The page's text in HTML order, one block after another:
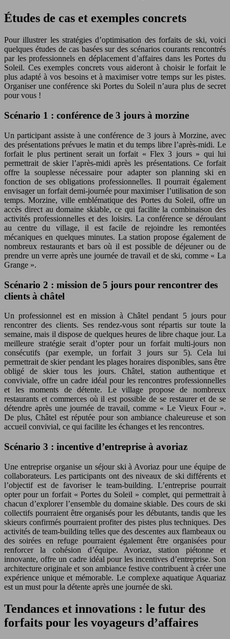
Études de cas et exemples concrets
Pour illustrer les stratégies d’optimisation des forfaits de ski, voici
quelques études de cas basées sur des scénarios courants rencontrés
par les professionnels en déplacement d’affaires dans les Portes du
Soleil. Ces exemples concrets vous aideront à choisir le forfait le
plus adapté à vos besoins et à maximiser votre temps sur les pistes.
Organiser une conférence ski Portes du Soleil n’aura plus de secret
pour vous !
Scénario 1 : conférence de 3 jours à morzine
Un participant assiste à une conférence de 3 jours à Morzine, avec
des présentations prévues le matin et du temps libre l’après-midi. Le
forfait le plus pertinent serait un forfait « Flex 3 jours » qui lui
permettrait de skier l’après-midi après les présentations. Ce forfait
offre la souplesse nécessaire pour adapter son planning ski en
fonction de ses obligations professionnelles. Il pourrait également
envisager un forfait demi-journée pour maximiser l’utilisation de son
temps. Morzine, ville emblématique des Portes du Soleil, offre un
accès direct au domaine skiable, ce qui facilite la combinaison des
activités professionnelles et des loisirs. La conférence se déroulant
au centre du village, il est facile de rejoindre les remontées
mécaniques en quelques minutes. La station propose également de
nombreux restaurants et bars où il est possible de déjeuner ou de
prendre un verre après une journée de travail et de ski, comme « La
Grange ».
Scénario 2 : mission de 5 jours pour rencontrer des
clients à châtel
Un professionnel est en mission à Châtel pendant 5 jours pour
rencontrer des clients. Ses rendez-vous sont répartis sur toute la
semaine, mais il dispose de quelques heures de libre chaque jour. La
meilleure stratégie serait d’opter pour un forfait multi-jours non
consécutifs (par exemple, un forfait 3 jours sur 5). Cela lui
permettrait de skier pendant les plages horaires disponibles, sans être
obligé de skier tous les jours. Châtel, station authentique et
conviviale, offre un cadre idéal pour les rencontres professionnelles
et les moments de détente. Le village propose de nombreux
restaurants et commerces où il est possible de se restaurer et de se
détendre après une journée de travail, comme « Le Vieux Four ».
De plus, Châtel est réputée pour son ambiance chaleureuse et son
accueil convivial, ce qui facilite les échanges et les rencontres.
Scénario 3 : incentive d’entreprise à avoriaz
Une entreprise organise un séjour ski à Avoriaz pour une équipe de
collaborateurs. Les participants ont des niveaux de ski différents et
l’objectif est de favoriser le team-building. L’entreprise pourrait
opter pour un forfait « Portes du Soleil » complet, qui permettrait à
chacun d’explorer l’ensemble du domaine skiable. Des cours de ski
collectifs pourraient être organisés pour les débutants, tandis que les
skieurs confirmés pourraient profiter des pistes plus techniques. Des
activités de team-building telles que des descentes aux flambeaux ou
des soirées en refuge pourraient également être organisées pour
renforcer la cohésion d’équipe. Avoriaz, station piétonne et
innovante, offre un cadre idéal pour les incentives d’entreprise. Son
architecture originale et son ambiance festive contribuent à créer une
expérience unique et mémorable. Le complexe aquatique Aquariaz
est un must pour la détente après une journée de ski.
Tendances et innovations : le futur des
forfaits pour les voyageurs d’affaires